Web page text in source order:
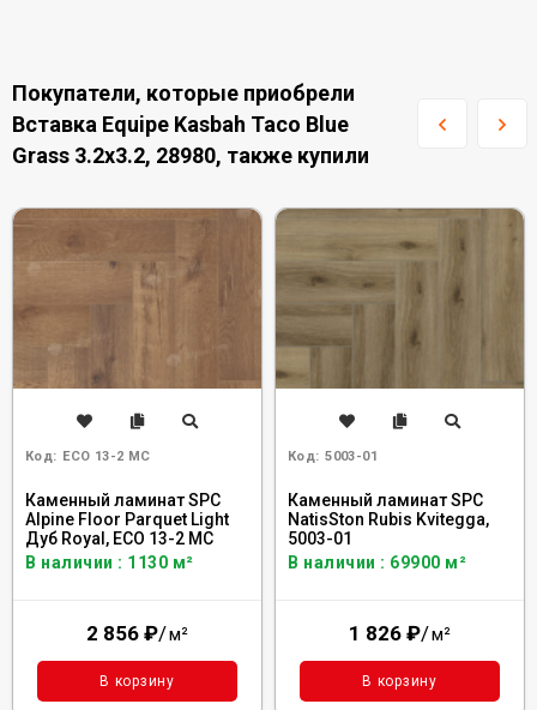
Покупатели, которые приобрели
Вставка Equipe Kasbah Taco Blue
Grass 3.2x3.2, 28980, также купили
Код: ECO 13-2 MC
Каменный ламинат SPC
Alpine Floor Parquet Light
Дуб Royal, ЕСО 13-2 MC
В наличии : 1130 м²
2 856 ₽/м²
В корзину
Код: 5003-01
Каменный ламинат SPC
NatisSton Rubis Kvitegga,
5003-01
В наличии : 69900 м²
1 826 ₽/м²
В корзину